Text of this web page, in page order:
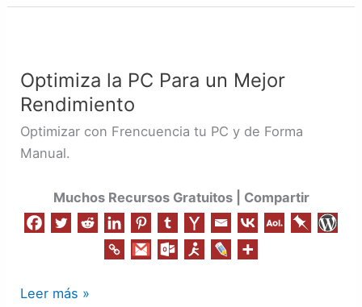
Optimiza la PC Para un Mejor
Rendimiento
Optimizar con Frencuencia tu PC y de Forma
Manual.
Muchos Recursos Gratuitos | Compartir
PC
Para
un
Mejor
Leer más »